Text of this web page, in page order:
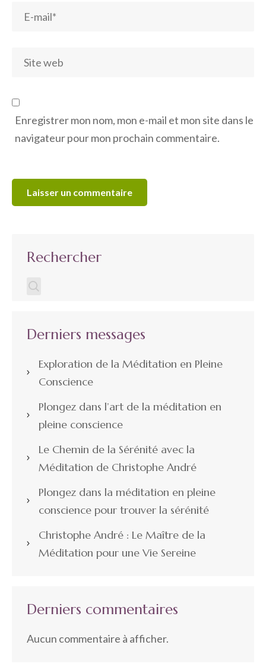
Enregistrer mon nom, mon e-mail et mon site dans le
navigateur pour mon prochain commentaire.
Rechercher
Derniers messages
Exploration de la Méditation en Pleine
Conscience
Plongez dans l’art de la méditation en
pleine conscience
Le Chemin de la Sérénité avec la
Méditation de Christophe André
Plongez dans la méditation en pleine
conscience pour trouver la sérénité
Christophe André : Le Maître de la
Méditation pour une Vie Sereine
Derniers commentaires
Aucun commentaire à afficher.